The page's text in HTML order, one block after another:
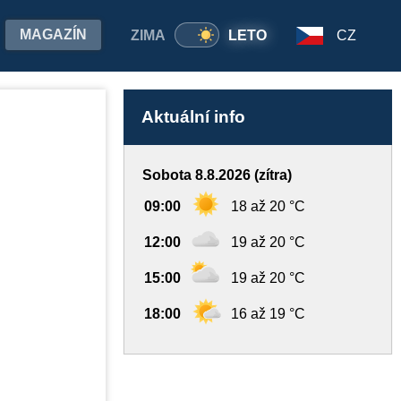
ZIMA LETO
MAGAZÍN CZ
Aktuální info
Sobota 8.8.2026 (zítra)
09:00 18 až 20 °C
12:00 19 až 20 °C
15:00 19 až 20 °C
18:00 16 až 19 °C